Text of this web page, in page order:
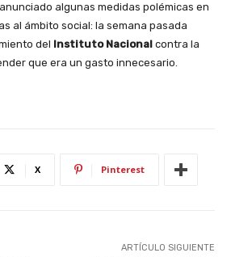
algunas medidas polémicas en
al ámbito social: la semana pasada
del Instituto Nacional contra la
que era un gasto innecesario.
X Pinterest
ARTÍCULO SIGUIENTE